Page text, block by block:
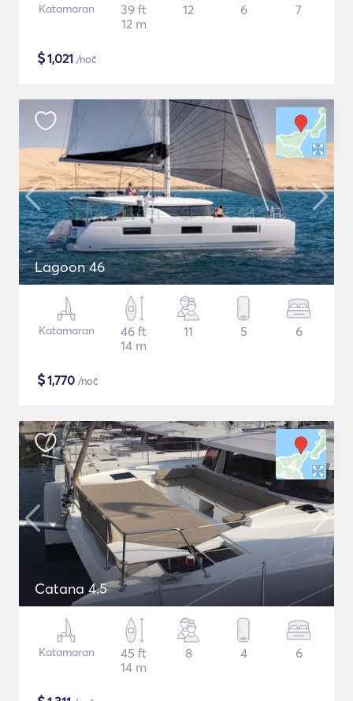
Katamaran
39 ft
12 m
12 6 7
$1,021 /noč
Lagoon 46
Katamaran
46 ft
14 m
11 5 6
$1,770 /noč
Catana 4.5
Katamaran
45 ft
14 m
8 4 6